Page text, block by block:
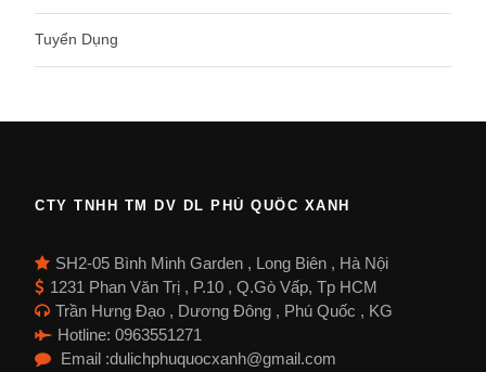
Tuyển Dụng
CTY TNHH TM DV DL PHÚ QUỐC XANH
SH2-05 Bình Minh Garden , Long Biên , Hà Nội
1231 Phan Văn Trị , P.10 , Q.Gò Vấp, Tp HCM
Trần Hưng Đạo , Dương Đông , Phú Quốc , KG
Hotline: 0963551271
Email :dulichphuquocxanh@gmail.com